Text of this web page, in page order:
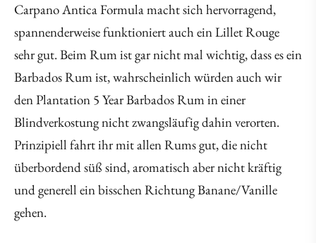
Carpano Antica Formula macht sich hervorragend,
spannenderweise funktioniert auch ein Lillet Rouge
sehr gut. Beim Rum ist gar nicht mal wichtig, dass es ein
Barbados Rum ist, wahrscheinlich würden auch wir
den Plantation 5 Year Barbados Rum in einer
Blindverkostung nicht zwangsläufig dahin verorten.
Prinzipiell fahrt ihr mit allen Rums gut, die nicht
überbordend süß sind, aromatisch aber nicht kräftig
und generell ein bisschen Richtung Banane/Vanille
gehen.